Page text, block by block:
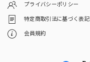
プライバシーポリシー
特定商取引法に基づく表記
会員規約